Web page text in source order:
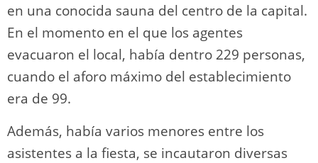
en una conocida sauna del centro de la capital.
En el momento en el que los agentes
evacuaron el local, había dentro 229 personas,
cuando el aforo máximo del establecimiento
era de 99.
Además, había varios menores entre los
asistentes a la fiesta, se incautaron diversas